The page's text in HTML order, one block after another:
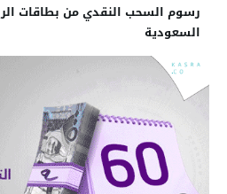
رسوم السحب النقدي من بطاقات
السعودية